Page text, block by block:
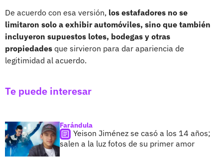
De acuerdo con esa versión, los estafadores no se
limitaron solo a exhibir automóviles, sino que también
incluyeron supuestos lotes, bodegas y otras
propiedades que sirvieron para dar apariencia de
legitimidad al acuerdo.
Te puede interesar
Farándula
Yeison Jiménez se casó a los 14 años;
salen a la luz fotos de su primer amor